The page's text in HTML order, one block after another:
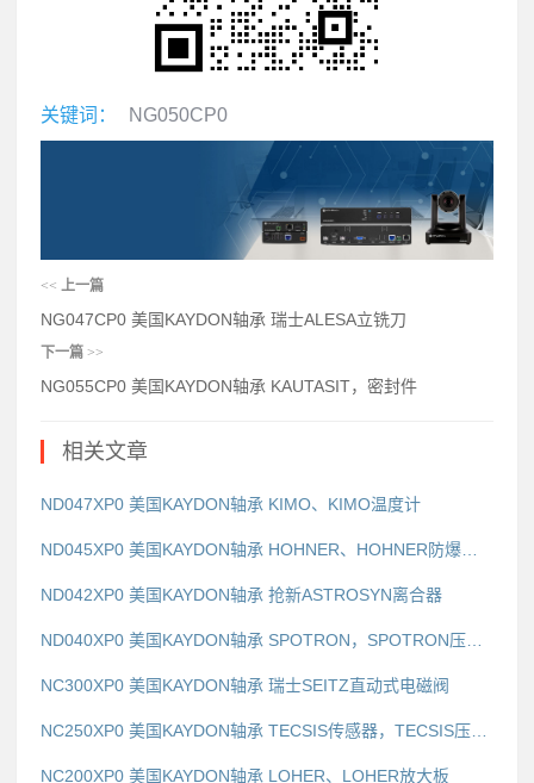
关键词： NG050CP0
<< 上一篇
NG047CP0 美国KAYDON轴承 瑞士ALESA立铣刀
下一篇 >>
NG055CP0 美国KAYDON轴承 KAUTASIT，密封件
相关文章
ND047XP0 美国KAYDON轴承 KIMO、KIMO温度计
ND042XP0 美国KAYDON轴承 抢新ASTROSYN离合器
NC300XP0 美国KAYDON轴承 瑞士SEITZ直动式电磁阀
NC200XP0 美国KAYDON轴承 LOHER、LOHER放大板